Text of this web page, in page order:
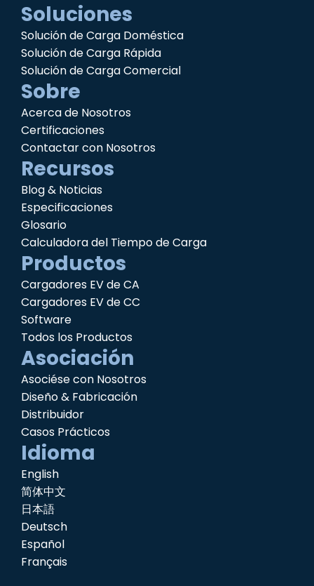
Soluciones
Solución de Carga Doméstica
Solución de Carga Rápida
Solución de Carga Comercial
Sobre
Acerca de Nosotros
Certificaciones
Contactar con Nosotros
Recursos
Blog & Noticias
Especificaciones
Glosario
Calculadora del Tiempo de Carga
Productos
Cargadores EV de CA
Cargadores EV de CC
Software
Todos los Productos
Asociación
Asociése con Nosotros
Diseño & Fabricación
Distribuidor
Casos Prácticos
Idioma
English
简体中文
日本語
Deutsch
Español
Français